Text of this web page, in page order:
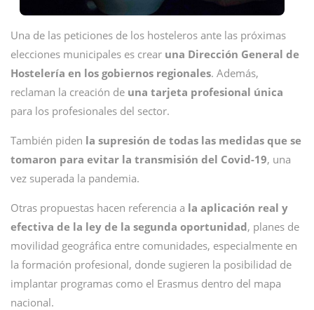
Una de las peticiones de los hosteleros ante las próximas
elecciones municipales es crear una Dirección General de
Hostelería en los gobiernos regionales. Además,
reclaman la creación de una tarjeta profesional única
para los profesionales del sector.
También piden la supresión de todas las medidas que se
tomaron para evitar la transmisión del Covid-19, una
vez superada la pandemia.
Otras propuestas hacen referencia a la aplicación real y
efectiva de la ley de la segunda oportunidad, planes de
movilidad geográfica entre comunidades, especialmente en
la formación profesional, donde sugieren la posibilidad de
implantar programas como el Erasmus dentro del mapa
nacional.